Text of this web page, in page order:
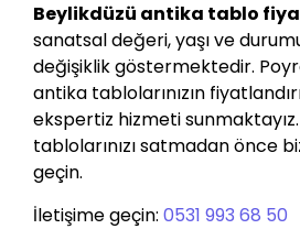
Beylikdüzü antika tablo
sanatsal değeri, yaşı ve
değişiklik göstermektedir.
antika tablolarınızın
ekspertiz hizmeti
tablolarınızı satmadan önce
geçin.
İletişime geçin: 0531 993 68 50